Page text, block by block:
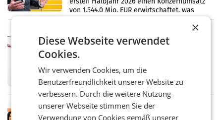
von 1.544,0 Mio. EUR erwirtschaftet, was
einem Plus von 3,8 Prozent gegenüber dem
ProSiebenSat.1 spart und macht
überraschend viel Gewinn
Fernsehkonzern ProSiebenSat.1 hat im
Frühjahr dank Kostensenkungen operativ
wieder Gewinn gemacht und die
Markterwartung deutlich übertroffen.
RETAIL
×
Diese Webseite verwendet
Cookies.
Wir verwenden Cookies, um die
Benutzerfreundlichkeit unserer Website zu
verbessern. Durch die weitere Nutzung
unserer Webseite stimmen Sie der
Verwendung von Cookies gemäß unserer